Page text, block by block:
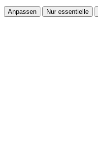
Anpassen Nur essentielle